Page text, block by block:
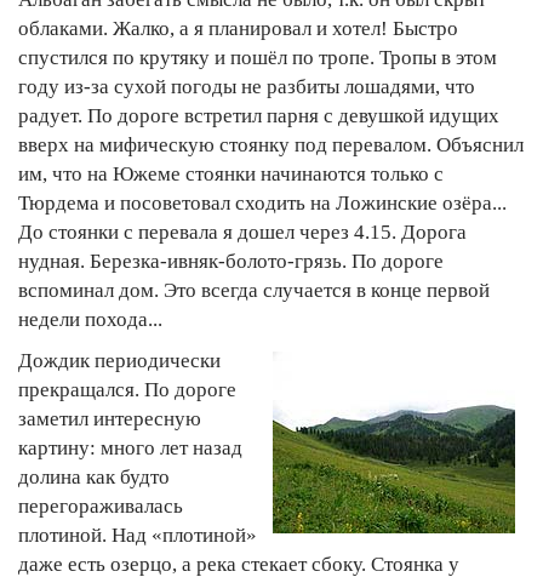
облаками. Жалко, а я планировал и хотел! Быстро
спустился по крутяку и пошёл по тропе. Тропы в этом
году из-за сухой погоды не разбиты лошадями, что
радует. По дороге встретил парня с девушкой идущих
вверх на мифическую стоянку под перевалом. Объяснил
им, что на Южеме стоянки начинаются только с
Тюрдема и посоветовал сходить на Ложинские озёра...
До стоянки с перевала я дошел через 4.15. Дорога
нудная. Березка-ивняк-болото-грязь. По дороге
вспоминал дом. Это всегда случается в конце первой
недели похода...
Дождик периодически
прекращался. По дороге
заметил интересную
картину: много лет назад
долина как будто
перегораживалась
плотиной. Над «плотиной»
даже есть озерцо, а река стекает сбоку. Стоянка у